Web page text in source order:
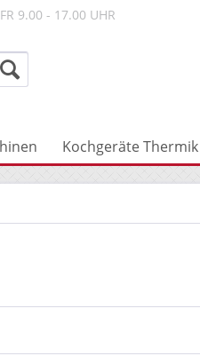
9.00 - 17.00 UHR
Kochgeräte Thermik